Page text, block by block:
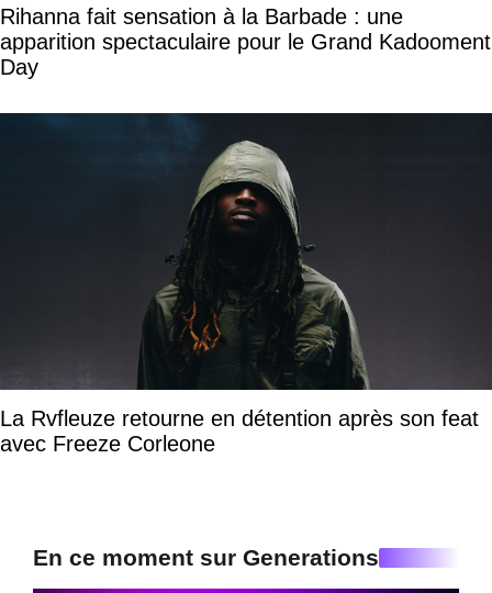
Rihanna fait sensation à la Barbade : une
apparition spectaculaire pour le Grand Kadooment
Day
La Rvfleuze retourne en détention après son feat
avec Freeze Corleone
En ce moment sur Generations